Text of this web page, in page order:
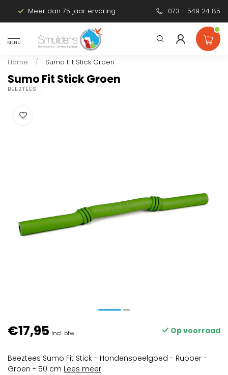
Meer dan 75 jaar ervaring Persoonlijk
073 - 549 24 85
MENU
Home / Sumo Fit Stick Groen
Sumo Fit Stick Groen
BEEZTEES
€17,95 Incl. btw Op voorraad
Beeztees Sumo Fit Stick - Hondenspeelgoed - Rubber -
Groen - 50 cm Lees meer.